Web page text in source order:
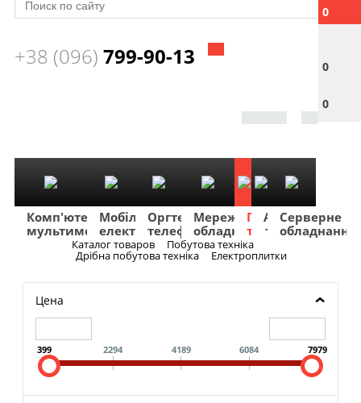
0
0
0
+38 (096) 799-90-13
Комп'ютери
мультимедіа
Мобільна
електроніка
Оргтехніка
телефонія
Мережеве
обладнання
Побутова
техніка
TV
та
Фото
та
Авто
та
Серверне
обладнання
Каталог товаров Побутова техніка
Дрібна побутова техніка Електроплитки
Цена
399 2294 4189 6084 7979